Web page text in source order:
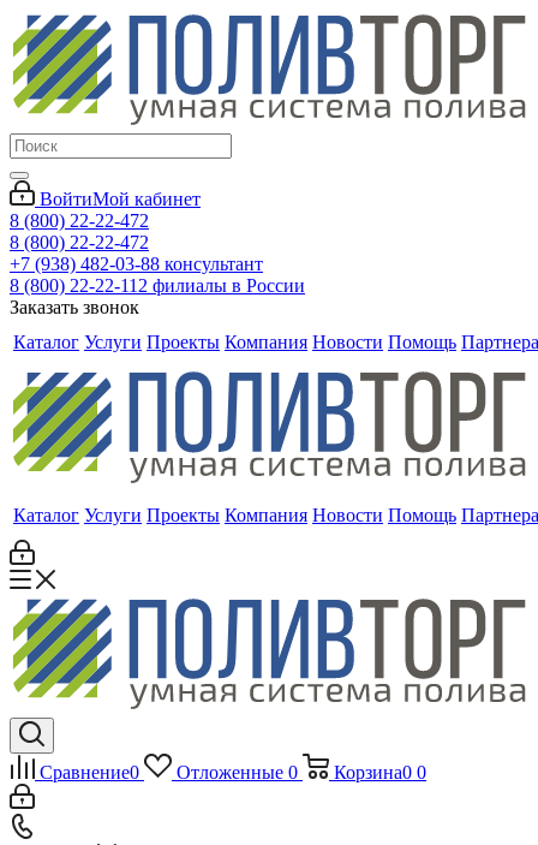
ВойтиМой кабинет
8 (800) 22-22-472
8 (800) 22-22-472
+7 (938) 482-03-88 консультант
8 (800) 22-22-112 филиалы в России
Заказать звонок
Каталог Услуги Проекты Компания Новости Помощь
Каталог Услуги Проекты Компания Новости Помощь
Сравнение0 Отложенные 0 Корзина0 0